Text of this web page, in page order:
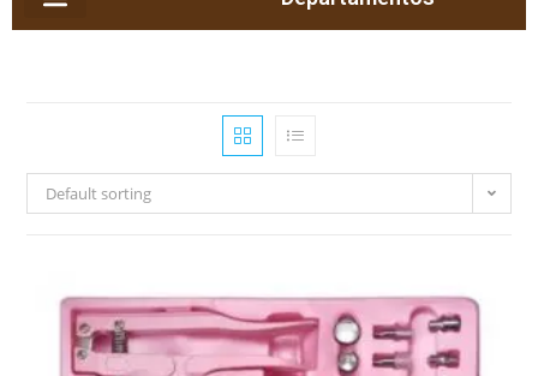
Default sorting